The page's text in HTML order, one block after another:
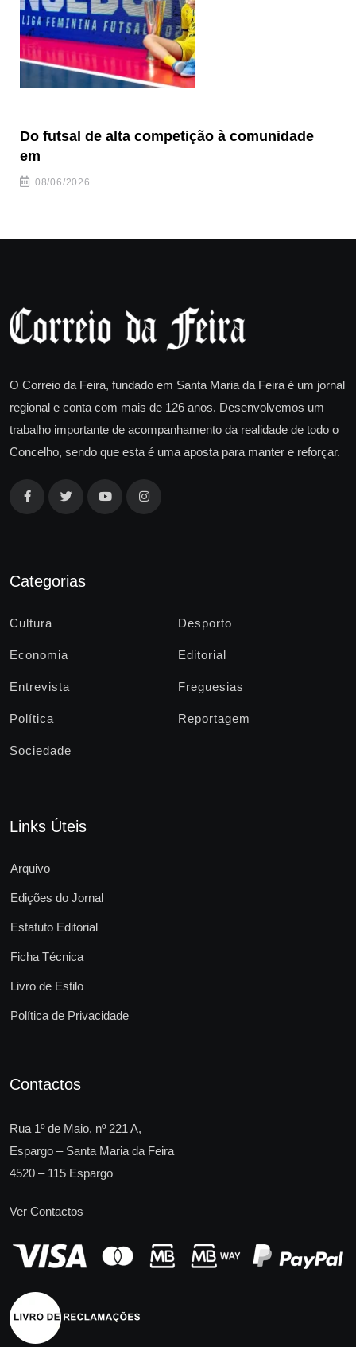
Do futsal de alta competição à comunidade
em
08/06/2026
O Correio da Feira, fundado em Santa Maria da Feira é um jornal
regional e conta com mais de 126 anos. Desenvolvemos um
trabalho importante de acompanhamento da realidade de todo o
Concelho, sendo que esta é uma aposta para manter e reforçar.
Categorias
Cultura Desporto
Economia Editorial
Entrevista Freguesias
Política Reportagem
Sociedade
Links Úteis
Arquivo
Edições do Jornal
Estatuto Editorial
Ficha Técnica
Livro de Estilo
Política de Privacidade
Contactos
Rua 1º de Maio, nº 221 A,
Espargo – Santa Maria da Feira
4520 – 115 Espargo
Ver Contactos